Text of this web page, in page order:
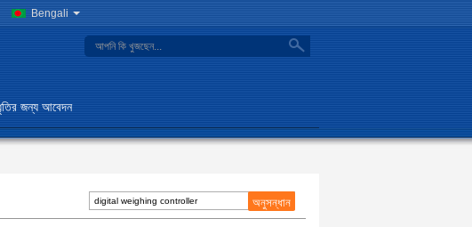
Bengali
search
জন্য আবেদন